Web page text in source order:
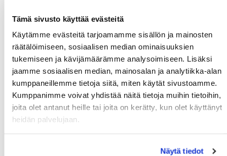
Tämä sivusto käyttää evästeitä
Käytämme evästeitä tarjoamamme sisällön ja mainosten
räätälöimiseen, sosiaalisen median ominaisuuksien
tukemiseen ja kävijämäärämme analysoimiseen. Lisäksi
jaamme sosiaalisen median, mainosalan ja analytiikka-alan
kumppaneillemme tietoja siitä, miten käytät sivustoamme.
Kumppanimme voivat yhdistää näitä tietoja muihin tietoihin,
joita olet antanut heille tai joita on kerätty, kun olet käyttänyt
heidän palvelujaan.
Näytä tiedot